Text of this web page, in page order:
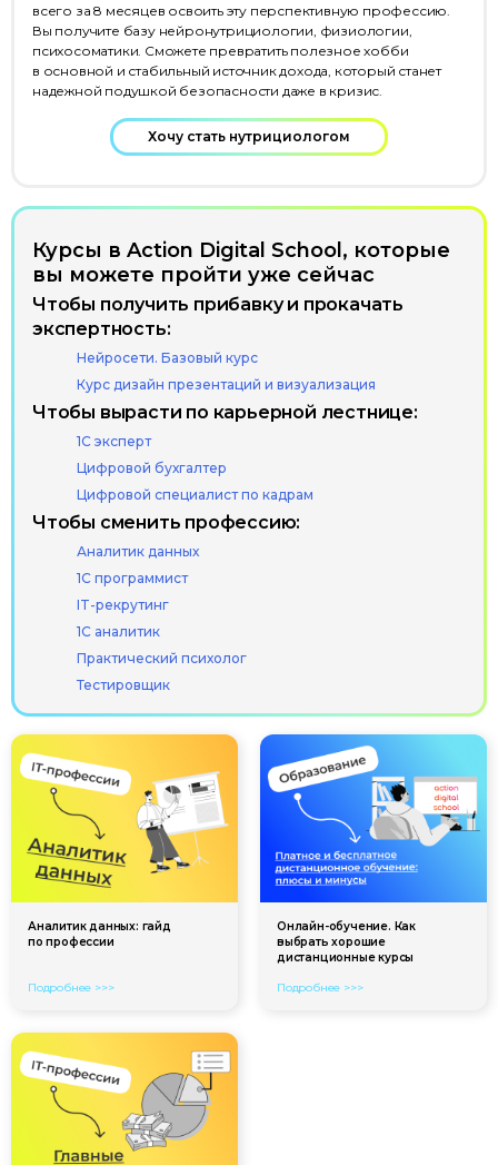
всего за 8 месяцев освоить эту перспективную профессию.
Вы получите базу нейронутрициологии, физиологии,
психосоматики. Сможете превратить полезное хобби
в основной и стабильный источник дохода, который станет
надежной подушкой безопасности даже в кризис.
Хочу стать нутрициологом
Курсы в Action Digital School, которые
вы можете пройти уже сейчас
Чтобы получить прибавку и прокачать
экспертность:
Нейросети. Базовый курс
Курс дизайн презентаций и визуализация
Чтобы вырасти по карьерной лестнице:
1С эксперт
Цифровой бухгалтер
Цифровой специалист по кадрам
Чтобы сменить профессию:
Аналитик данных
1С программист
IT-рекрутинг
1С аналитик
Практический психолог
Тестировщик
Аналитик данных: гайд
по профессии
Подробнее >>>
Онлайн-обучение. Как
выбрать хорошие
дистанционные курсы
Подробнее >>>
ООО «Актион-Диджитал» г. Москва,
1-й Земельный переулок, 1
© ООО «Актион-Диджитал»,
2026 г. Все права защищены
Информация на сайте носит
информационный характер
и не является публичной офертой
(ст. 437 ГК РФ)
Использование файлов cookie